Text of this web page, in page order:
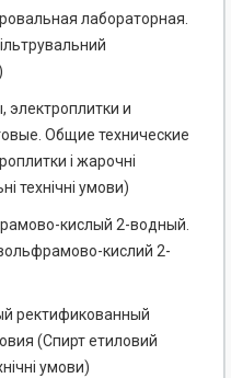
лабораторная.
электроплитки и
Общие технические
і жарочні
технічні умови)
кислый 2-водный.
кислий 2-
ректификованный
(Спирт етиловий
умови)